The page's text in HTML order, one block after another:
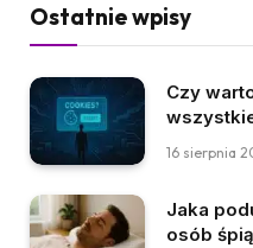
Ostatnie wpisy
Czy
16 sierpnia
Jaka
osób